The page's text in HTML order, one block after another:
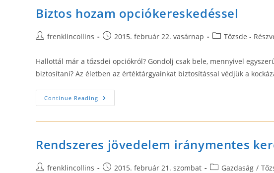
Biztos hozam opciókereskedéssel
Postfrenklincollins
Post2015. február 22. vasárnap
PostTőzsde -
Hallottál már a tőzsdei opciókról? Gondolj csak bele, mennyivel
biztosítani? Az életben az értéktárgyainkat biztosítással védjük a
Continue Reading Biztos
Hozam
Rendszeres jövedelem iránymentes
Postfrenklincollins
Post2015. február 21. szombat
PostGazdaság /